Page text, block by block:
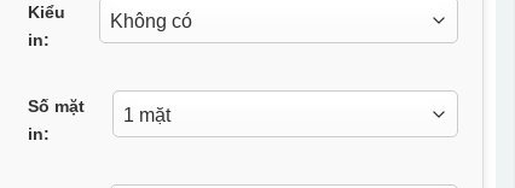
Kiểu
in:
Số mặt
in: